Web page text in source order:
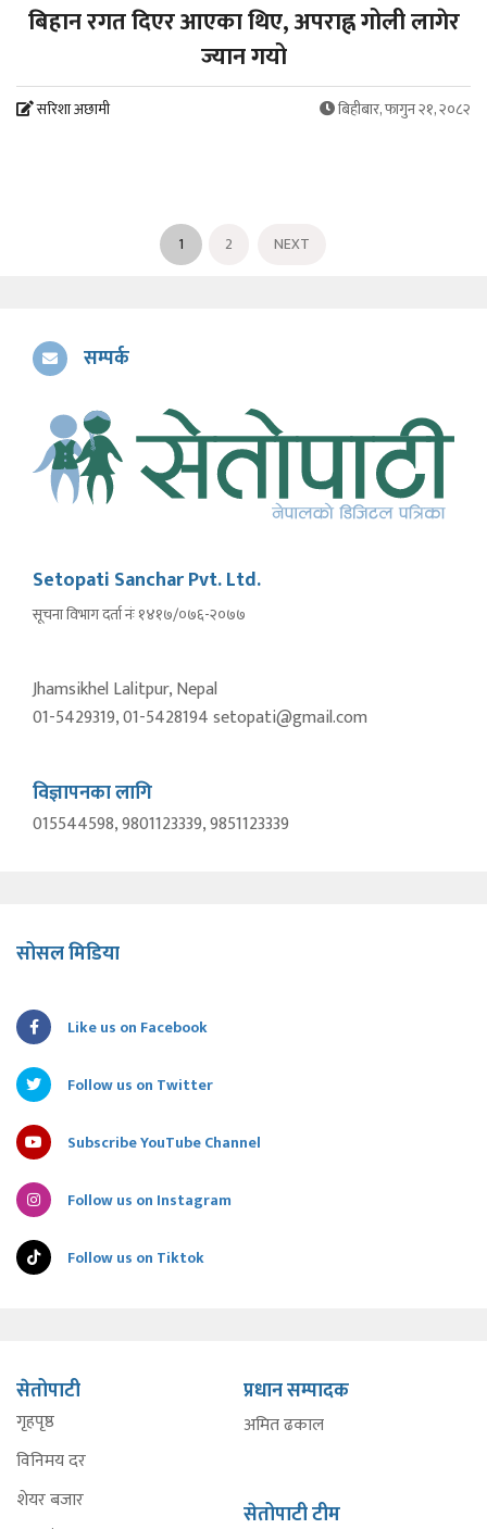
बिहान रगत दिएर आएका थिए, अपराह्न गोली लागेर
ज्यान गयो
सरिशा अछामी बिहीबार, फागुन २१, २०८२
1 2 NEXT
सम्पर्क
Setopati Sanchar Pvt. Ltd.
सूचना विभाग दर्ता नंः १४१७/०७६-२०७७
Jhamsikhel Lalitpur, Nepal
01-5429319, 01-5428194 setopati@gmail.com
विज्ञापनका लागि
015544598, 9801123339, 9851123339
सोसल मिडिया
Like us on Facebook
Follow us on Twitter
Subscribe YouTube Channel
Follow us on Instagram
Follow us on Tiktok
सेतोपाटी
गृहपृष्ठ
विनिमय दर
शेयर बजार
प्रधान सम्पादक
अमित ढकाल
सेतोपाटी टीम